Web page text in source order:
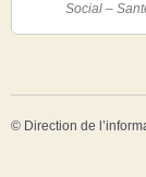
Social –
© Direction de